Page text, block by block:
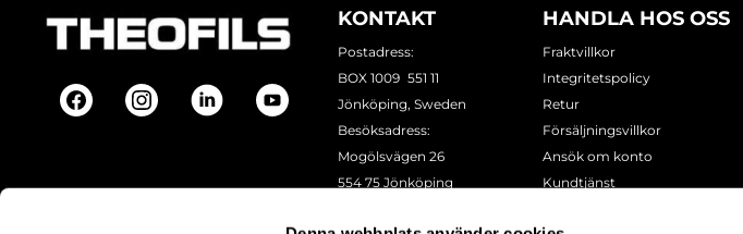
KONTAKT
Postadress:
BOX 1009 551 11
Jönköping, Sweden
Besöksadress:
Mogölsvägen 26
554 75 Jönköping
HANDLA HOS OSS
Fraktvillkor
Integritetspolicy
Retur
Försäljningsvillkor
Ansök om konto
Kundtjänst